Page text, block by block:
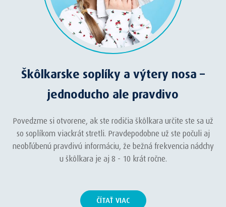
Škôlkarske soplíky a výtery nosa –
jednoducho ale pravdivo
Povedzme si otvorene, ak ste rodičia škôlkara určite ste sa už
so soplíkom viackrát stretli. Pravdepodobne už ste počuli aj
neobľúbenú pravdivú informáciu, že bežná frekvencia nádchy
u škôlkara je aj 8 - 10 krát ročne.
ČÍTAŤ VIAC